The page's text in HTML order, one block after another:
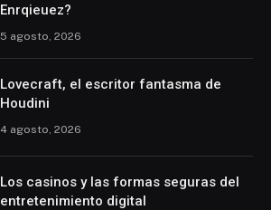
Enrqieuez?
5 agosto, 2026
Lovecraft, el escritor fantasma de
Houdini
4 agosto, 2026
Los casinos y las formas seguras del
entretenimiento digital